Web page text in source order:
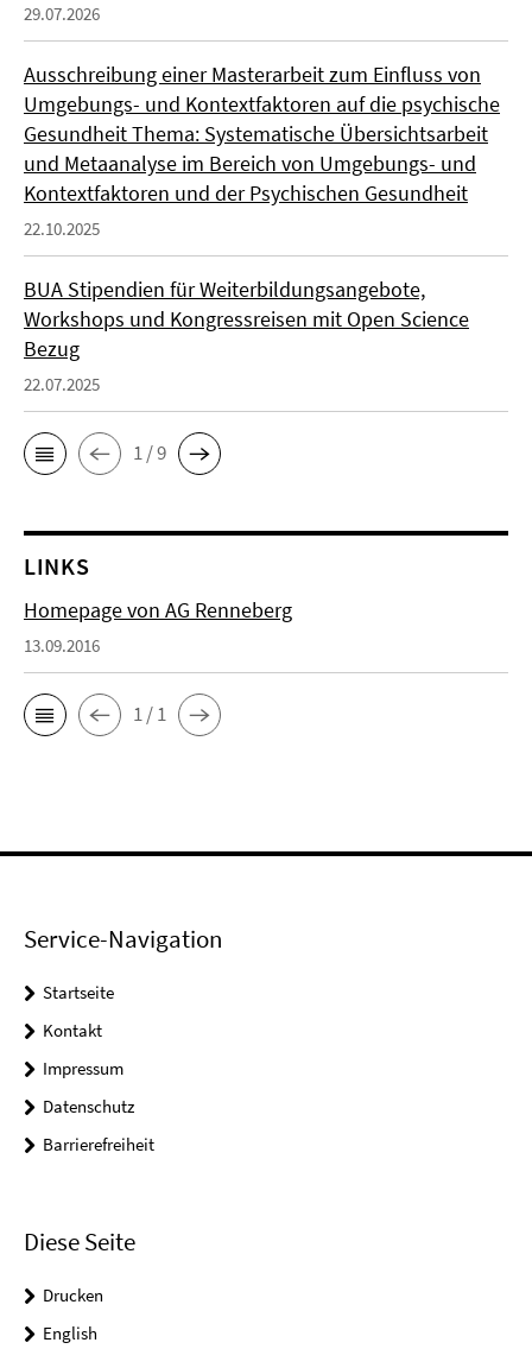
29.07.2026
Ausschreibung einer Masterarbeit zum Einfluss von
Umgebungs- und Kontextfaktoren auf die psychische
Gesundheit Thema: Systematische Übersichtsarbeit
und Metaanalyse im Bereich von Umgebungs- und
Kontextfaktoren und der Psychischen Gesundheit
22.10.2025
BUA Stipendien für Weiterbildungsangebote,
Workshops und Kongressreisen mit Open Science
Bezug
22.07.2025
1 / 9
LINKS
Homepage von AG Renneberg
13.09.2016
1 / 1
Service-Navigation
Startseite
Kontakt
Impressum
Datenschutz
Barrierefreiheit
Diese Seite
Drucken
English